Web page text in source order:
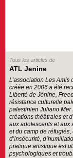
Tous les articles de
ATL Jenine
L’association Les
créée en 2006 a été
Liberté de Jénine,
résistance culturelle
palestinien Juliano Mer
créations théâtrales et
aux adolescents et aux
et du camp de réfugiés,
d’insécurité,
pratique artistique est
psychologiques et